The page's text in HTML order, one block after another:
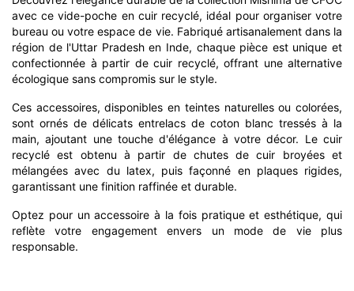
avec ce vide-poche en cuir recyclé, idéal pour organiser votre
bureau ou votre espace de vie. Fabriqué artisanalement dans la
région de l'Uttar Pradesh en Inde, chaque pièce est unique et
confectionnée à partir de cuir recyclé, offrant une alternative
écologique sans compromis sur le style.
Ces accessoires, disponibles en teintes naturelles ou colorées,
sont ornés de délicats entrelacs de coton blanc tressés à la
main, ajoutant une touche d'élégance à votre décor. Le cuir
recyclé est obtenu à partir de chutes de cuir broyées et
mélangées avec du latex, puis façonné en plaques rigides,
garantissant une finition raffinée et durable.
Optez pour un accessoire à la fois pratique et esthétique, qui
reflète votre engagement envers un mode de vie plus
responsable.